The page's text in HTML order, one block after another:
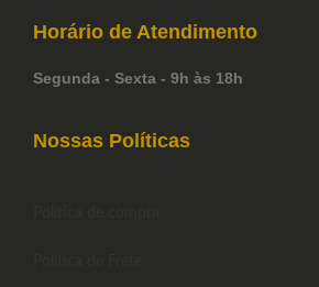
Horário de Atendimento
Segunda - Sexta - 9h às 18h
Nossas Políticas